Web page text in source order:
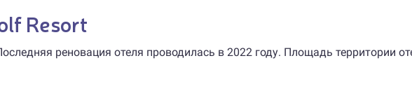
Resort
реновация отеля проводилась в 2022 году. Площадь территории